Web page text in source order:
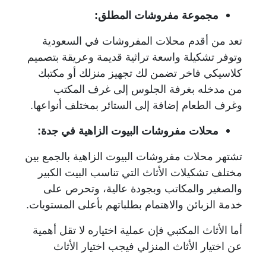
مجموعة مفروشات المطلق:
تعد من أقدم محلات المفروشات في السعودية
وتوفر تشكيلة واسعة تراثية قديمة وعريقة بتصميم
كلاسيكي فاخر تضمن لك تجهيز منزلك أو مكتبك
من مدخله بغرفة الجلوس إلى غرف المكتب
وغرف الطعام إضافة إلى الستائر بمختلف أنواعها.
محلات مفروشات البيوت الزاهية في جدة:
تشتهر محلات مفروشات البيوت الزاهية بالجمع بين
مختلف تشكيلات الأثاث التي تناسب البيت الكبير
والصغير والمكاتب وبجودة عالية، وتحرص على
خدمة الزبائن والاهتمام بطلباتهم بأعلى المستويات.
أما الأثاث المكتبي فإن عملية اختياره لا تقل أهمية
عن اختيار الأثاث المنزلي فيجب اختيار الأثاث